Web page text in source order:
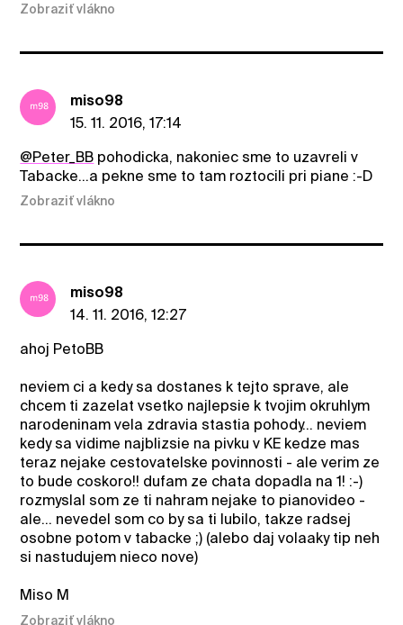
Zobraziť vlákno
miso98
15. 11. 2016, 17:14
@Peter_BB pohodicka, nakoniec sme to uzavreli v
Tabacke...a pekne sme to tam roztocili pri piane :-D
Zobraziť vlákno
miso98
14. 11. 2016, 12:27
ahoj PetoBB
neviem ci a kedy sa dostanes k tejto sprave, ale
chcem ti zazelat vsetko najlepsie k tvojim okruhlym
narodeninam vela zdravia stastia pohody... neviem
kedy sa vidime najblizsie na pivku v KE kedze mas
teraz nejake cestovatelske povinnosti - ale verim ze
to bude coskoro!! dufam ze chata dopadla na 1! :-)
rozmyslal som ze ti nahram nejake to pianovideo -
ale... nevedel som co by sa ti lubilo, takze radsej
osobne potom v tabacke ;) (alebo daj volaaky tip neh
si nastudujem nieco nove)
Miso M
Zobraziť vlákno